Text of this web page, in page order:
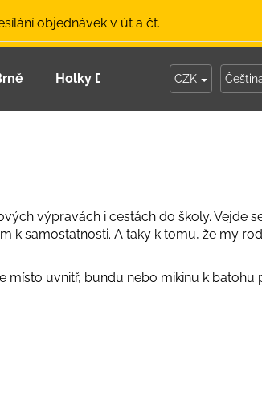
objednávek v út a čt.
Holky Dupeťačky Moje
CZK
výpravách i cestách do školy. Vejde
k samostatnosti. A taky k tomu, že my
uvnitř, bundu nebo mikinu k batohu